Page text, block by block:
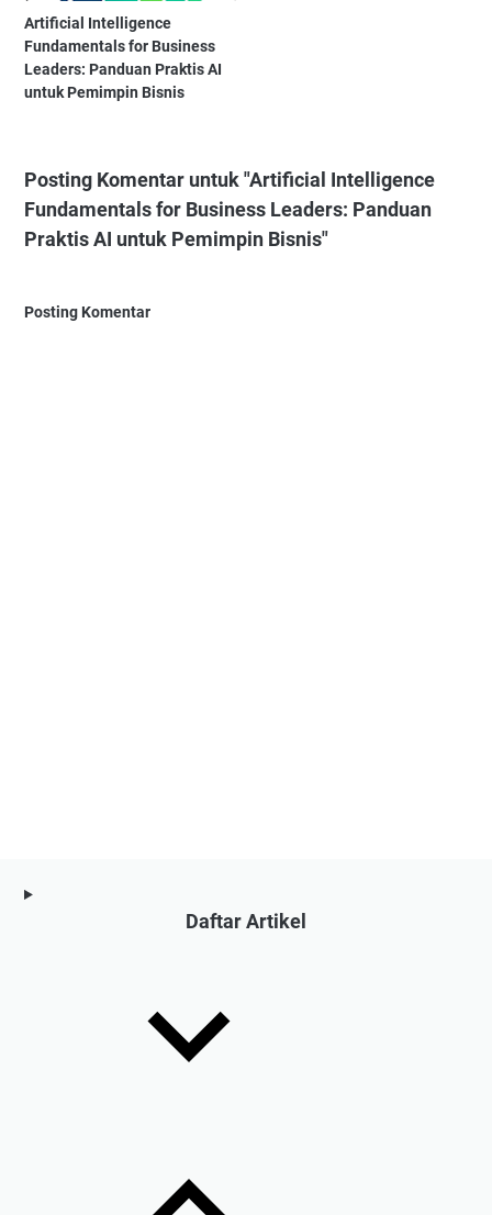
Artificial Intelligence
Fundamentals for Business
Leaders: Panduan Praktis AI
untuk Pemimpin Bisnis
Posting Komentar untuk "Artificial Intelligence
Fundamentals for Business Leaders: Panduan
Praktis AI untuk Pemimpin Bisnis"
Posting Komentar
Daftar Artikel